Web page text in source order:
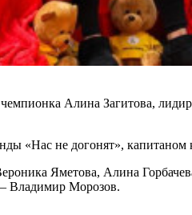
Алина Загитова,
«Нас не догонят», капитаном
Яметова, Алина
Владимир Морозов.